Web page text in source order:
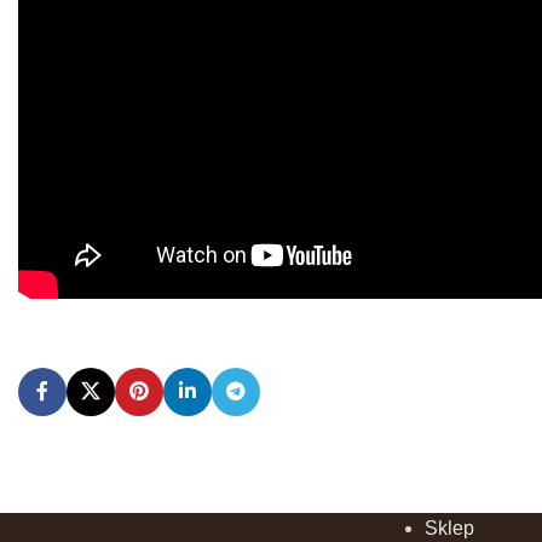
Sklep